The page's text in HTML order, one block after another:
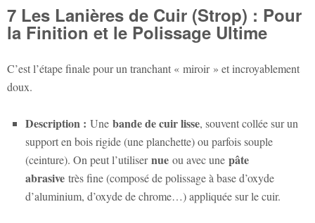
7 Les Lanières de Cuir (Strop) : Pour
la Finition et le Polissage Ultime
C’est l’étape finale pour un tranchant « miroir » et incroyablement
doux.
Description : Une bande de cuir lisse, souvent collée sur un
support en bois rigide (une planchette) ou parfois souple
(ceinture). On peut l’utilisernue ou avec une pâte
abrasive très fine (composé de polissage à base d’oxyde
d’aluminium, d’oxyde de chrome…) appliquée sur le cuir.